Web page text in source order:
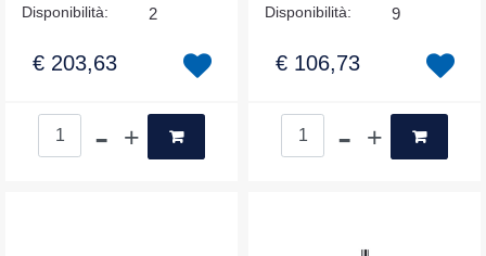
Disponibilità: 2
€ 203,63
Disponibilità: 9
€ 106,73